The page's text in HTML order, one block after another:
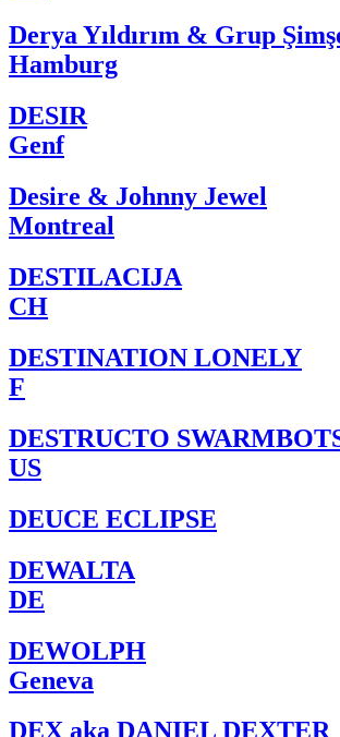
Derya Yıldırım & Grup
Hamburg
DESIR
Genf
Desire & Johnny Jewel
Montreal
DESTILACIJA
CH
DESTINATION LONELY
F
DESTRUCTO
US
DEUCE ECLIPSE
DEWALTA
DE
DEWOLPH
Geneva
DEX aka DANIEL DEXTER